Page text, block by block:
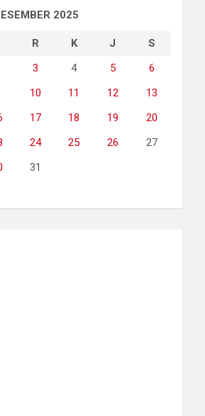
2025
R K J
S
3 4 5
6
10 11 12
13
17 18 19
20
24 25 26
27
31